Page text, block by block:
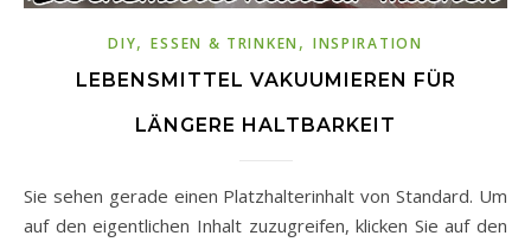
DIY,ESSEN & TRINKEN , INSPIRATION
LEBENSMITTEL VAKUUMIEREN FÜR
LÄNGERE HALTBARKEIT
Sie sehen gerade einen Platzhalterinhalt von Standard. Um
auf den eigentlichen Inhalt zuzugreifen, klicken Sie auf den